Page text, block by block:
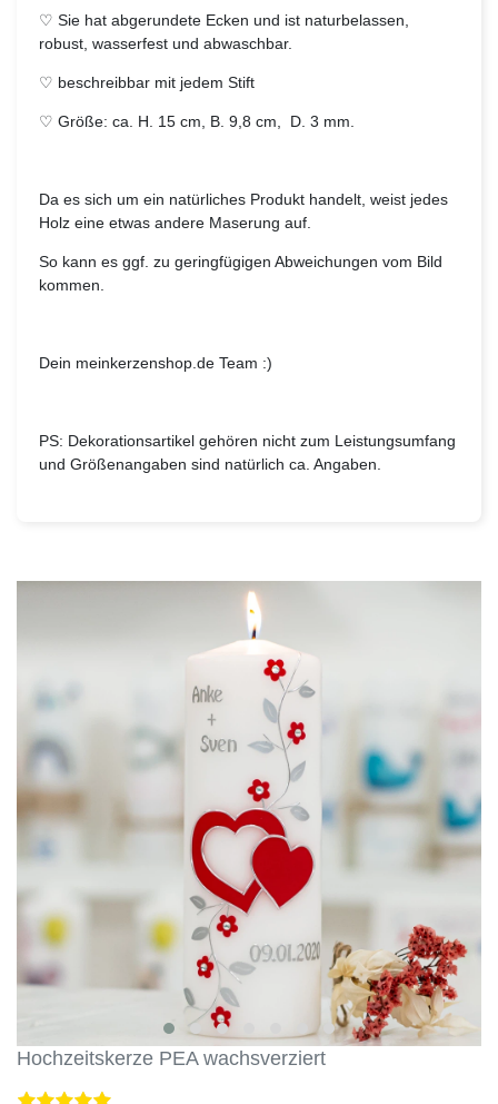
♡ Sie hat abgerundete Ecken und ist naturbelassen,
robust, wasserfest und abwaschbar.
♡ beschreibbar mit jedem Stift
♡ Größe: ca. H. 15 cm, B. 9,8 cm, D. 3 mm.
Da es sich um ein natürliches Produkt handelt, weist jedes
Holz eine etwas andere Maserung auf.
So kann es ggf. zu geringfügigen Abweichungen vom Bild
kommen.
Dein meinkerzenshop.de Team :)
PS: Dekorationsartikel gehören nicht zum Leistungsumfang
und Größenangaben sind natürlich ca. Angaben.
Hochzeitskerze PEA wachsverziert